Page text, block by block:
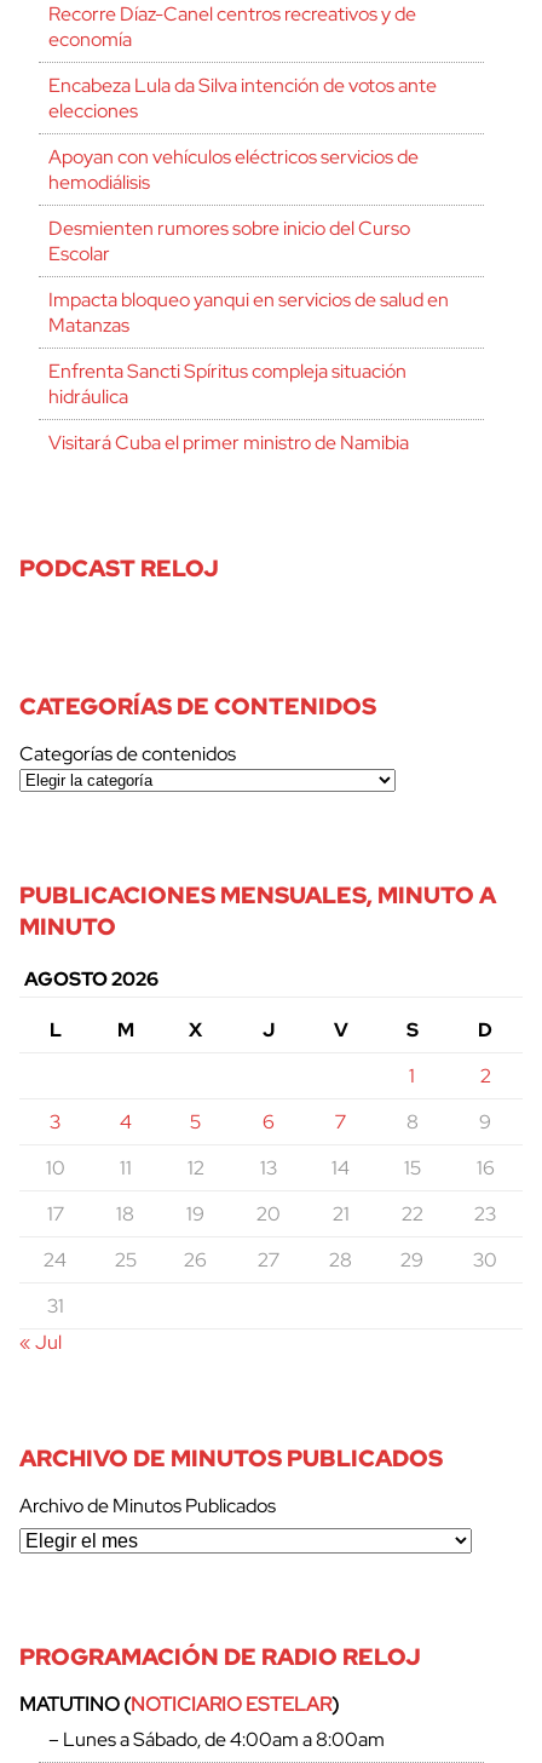
Recorre Díaz-Canel centros recreativos y de
economía
Encabeza Lula da Silva intención de votos ante
elecciones
Apoyan con vehículos eléctricos servicios de
hemodiálisis
Desmienten rumores sobre inicio del Curso
Escolar
Impacta bloqueo yanqui en servicios de salud en
Matanzas
Enfrenta Sancti Spíritus compleja situación
hidráulica
Visitará Cuba el primer ministro de Namibia
PODCAST RELOJ
CATEGORÍAS DE CONTENIDOS
Categorías de contenidos
PUBLICACIONES MENSUALES, MINUTO A
MINUTO
AGOSTO 2026
L
M X J V S
D
1
2
3
4 5 6 7 8
9
10
11 12 13 14 15
16
17
18 19 20 21 22
23
24
25 26 27 28 29
30
31
« Jul
ARCHIVO DE MINUTOS PUBLICADOS
Archivo de Minutos Publicados
PROGRAMACIÓN DE RADIO RELOJ
MATUTINO (NOTICIARIO ESTELAR)
– Lunes a Sábado, de 4:00am a 8:00am